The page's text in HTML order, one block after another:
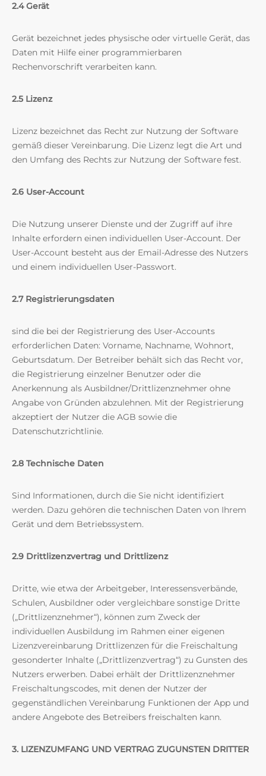
2.4 Gerät
Gerät bezeichnet jedes physische oder virtuelle Gerät, das
Daten mit Hilfe einer programmierbaren
Rechenvorschrift verarbeiten kann.
2.5 Lizenz
Lizenz bezeichnet das Recht zur Nutzung der Software
gemäß dieser Vereinbarung. Die Lizenz legt die Art und
den Umfang des Rechts zur Nutzung der Software fest.
2.6 User-Account
Die Nutzung unserer Dienste und der Zugriff auf ihre
Inhalte erfordern einen individuellen User-Account. Der
User-Account besteht aus der Email-Adresse des Nutzers
und einem individuellen User-Passwort.
2.7 Registrierungsdaten
sind die bei der Registrierung des User-Accounts
erforderlichen Daten: Vorname, Nachname, Wohnort,
Geburtsdatum. Der Betreiber behält sich das Recht vor,
die Registrierung einzelner Benutzer oder die
Anerkennung als Ausbildner/Drittlizenznehmer ohne
Angabe von Gründen abzulehnen. Mit der Registrierung
akzeptiert der Nutzer die AGB sowie die
Datenschutzrichtlinie.
2.8 Technische Daten
Sind Informationen, durch die Sie nicht identifiziert
werden. Dazu gehören die technischen Daten von Ihrem
Gerät und dem Betriebssystem.
2.9 Drittlizenzvertrag und Drittlizenz
Dritte, wie etwa der Arbeitgeber, Interessensverbände,
Schulen, Ausbildner oder vergleichbare sonstige Dritte
(„Drittlizenznehmer“), können zum Zweck der
individuellen Ausbildung im Rahmen einer eigenen
Lizenzvereinbarung Drittlizenzen für die Freischaltung
gesonderter Inhalte („Drittlizenzvertrag“) zu Gunsten des
Nutzers erwerben. Dabei erhält der Drittlizenznehmer
Freischaltungscodes, mit denen der Nutzer der
gegenständlichen Vereinbarung Funktionen der App und
andere Angebote des Betreibers freischalten kann.
3. LIZENZUMFANG UND VERTRAG ZUGUNSTEN DRITTER